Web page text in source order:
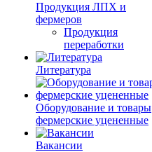
Продукция ЛПХ и
фермеров
Продукция
переработки
Литература
Оборудование и товары
фермерские уцененные
Вакансии